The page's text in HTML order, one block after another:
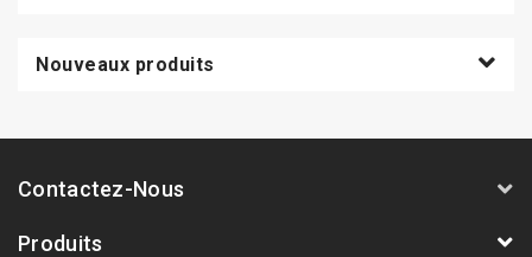
Nouveaux produits
Contactez-Nous
Produits